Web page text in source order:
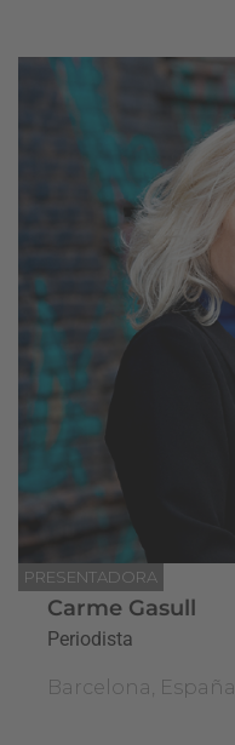
PRESENTADORA
Carme Gasull
Periodista
Barcelona, España